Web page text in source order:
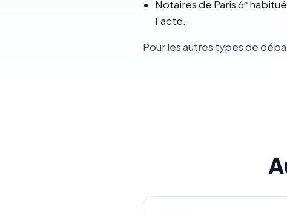
Notaires de Paris 6ᵉ
l'acte.
Pour les autres types de